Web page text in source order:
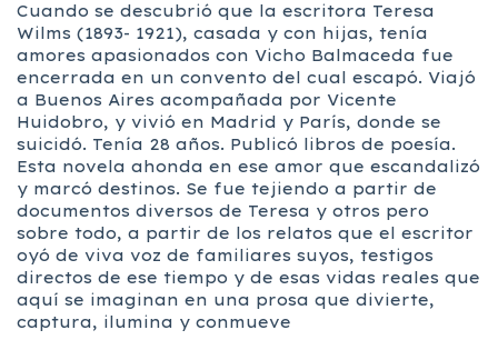
Cuando se descubrió que la escritora Teresa
Wilms (1893- 1921), casada y con hijas, tenía
amores apasionados con Vicho Balmaceda fue
encerrada en un convento del cual escapó. Viajó
a Buenos Aires acompañada por Vicente
Huidobro, y vivió en Madrid y París, donde se
suicidó. Tenía 28 años. Publicó libros de poesía.
Esta novela ahonda en ese amor que escandalizó
y marcó destinos. Se fue tejiendo a partir de
documentos diversos de Teresa y otros pero
sobre todo, a partir de los relatos que el escritor
oyó de viva voz de familiares suyos, testigos
directos de ese tiempo y de esas vidas reales que
aquí se imaginan en una prosa que divierte,
captura, ilumina y conmueve